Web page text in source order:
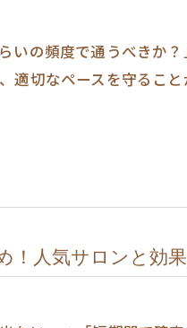
いの頻度で通うべきか
適切なペースを守るこ
！人気サロンと効